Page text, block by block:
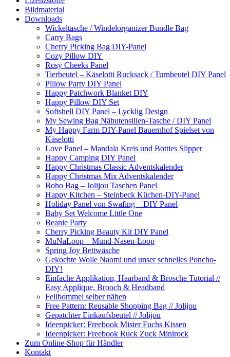
Bildmaterial
Downloads
Wickeltasche / Windelorganizer Bundle Bag
Carry Bags
Cherry Picking Bag DIY-Panel
Cozy Pillow DIY
Rosy Cheeks Panel
Tierbeutel – Käselotti Rucksack / Turnbeutel DIY Panel
Pillow Party DIY Panel
Happy Patchwork Blanket DIY
Happy Pillow DIY Set
Softshell DIY Panel – Lycklig Design
My Sewing Bag Nähutensilien-Tasche / DIY Panel
My Happy Farm DIY-Panel Bauernhof Spielset von
Käselotti
Love Panel – Mandala Kreis und Botties Slipper
Happy Camping DIY Panel
Happy Christmas Classic Adventskalender
Happy Christmas Mix Adventskalender
Boho Bag – Jolijou Taschen Panel
Happy Kitchen – Steinbeck Küchen-DIY-Panel
Holiday Panel von Swafing – DIY Panel
Baby Set Welcome Little One
Beanie Party
Cherry Picking Beauty Kit DIY Panel
MuNaLoop – Mund-Nasen-Loop
Spring Joy Bettwäsche
Gekochte Wolle Naomi und unser schnelles Poncho-
DIY!
Einfache Applikation, Haarband & Brosche Tutorial //
Easy Applique, Brooch & Headband
Fellbommel selber nähen
Free Pattern: Reusable Shopping Bag // Jolijou
Gepatchter Einkaufsbeutel // Jolijou
Ideenpicker: Freebook Mister Fuchs Kissen
Ideenpicker: Freebook Ruck Zuck Minirock
Zum Online-Shop für Händler
Kontakt